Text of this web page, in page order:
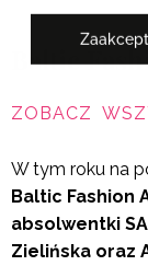
Baltic
ZOBACZ
W tym roku na
Baltic Fashion
absolwentki
Zielińska oraz